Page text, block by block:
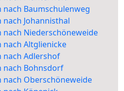
Baumschulenweg
Johannisthal
Niederschöneweide
nach Altglienicke
nach Adlershof
nach Bohnsdorf
Oberschöneweide